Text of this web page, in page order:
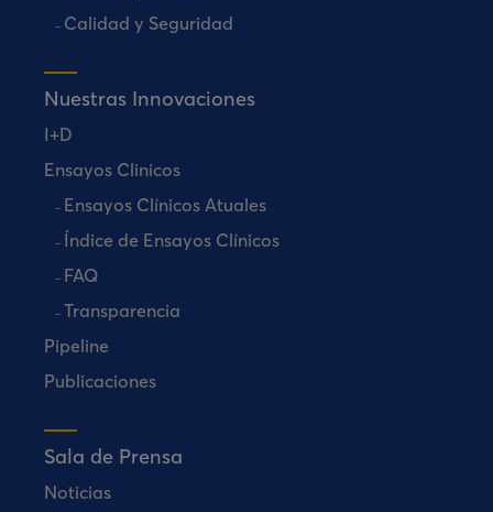
Calidad y Seguridad
Nuestras Innovaciones
I+D
Ensayos Clinicos
Ensayos Clínicos Atuales
Índice de Ensayos Clínicos
FAQ
Transparencia
Pipeline
Publicaciones
Sala de Prensa
Noticias